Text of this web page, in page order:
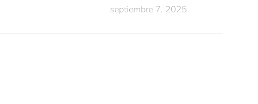
septiembre 7, 2025